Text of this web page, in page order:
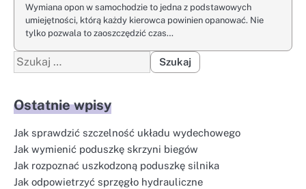
Wymiana opon w samochodzie to jedna z podstawowych
umiejętności, którą każdy kierowca powinien opanować. Nie
tylko pozwala to zaoszczędzić czas…
Szukaj:
Ostatnie wpisy
Jak sprawdzić szczelność układu wydechowego
Jak wymienić poduszkę skrzyni biegów
Jak rozpoznać uszkodzoną poduszkę silnika
Jak odpowietrzyć sprzęgło hydrauliczne